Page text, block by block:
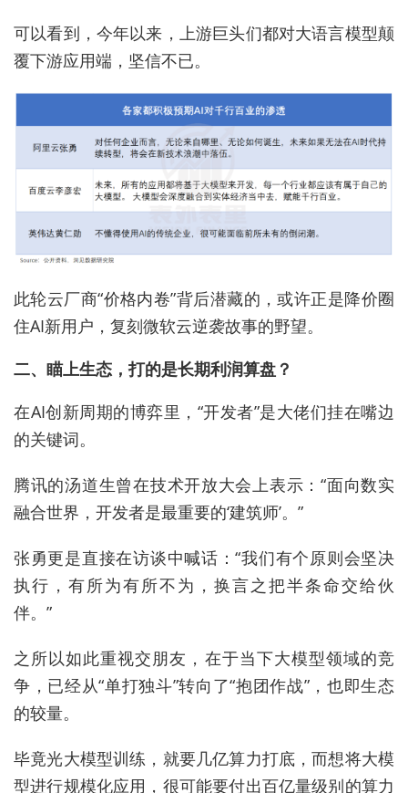
可以看到，今年以来，上游巨头们都对大语言模型颠
覆下游应用端，坚信不已。
此轮云厂商“价格内卷”背后潜藏的，或许正是降价圈
住AI新用户，复刻微软云逆袭故事的野望。
二、瞄上生态，打的是长期利润算盘？
在AI创新周期的博弈里，“开发者”是大佬们挂在嘴边
的关键词。
腾讯的汤道生曾在技术开放大会上表示：“面向数实
融合世界，开发者是最重要的‘建筑师’。”
张勇更是直接在访谈中喊话：“我们有个原则会坚决
执行，有所为有所不为，换言之把半条命交给伙
伴。”
之所以如此重视交朋友，在于当下大模型领域的竞
争，已经从“单打独斗”转向了“抱团作战”，也即生态
的较量。
毕竟光大模型训练，就要几亿算力打底，而想将大模
型进行规模化应用，很可能要付出百亿量级别的算力